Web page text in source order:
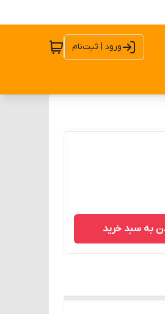
ورود | ثبت‌نام
به سبد خرید